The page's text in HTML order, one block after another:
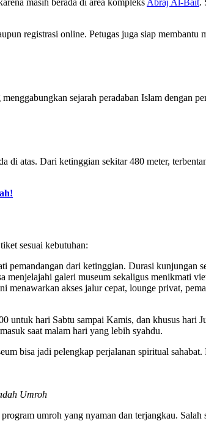
masih berada di area kompleks Abraj Al-Bait.
registrasi online. Petugas juga siap membantu
sejarah peradaban Islam dengan
di atas. Dari ketinggian sekitar 480 meter,
sesuai kebutuhan:
dari ketinggian. Durasi kunjungan
menjelajahi galeri museum sekaligus menikmati
menawarkan akses jalur cepat, lounge privat,
hari Sabtu sampai Kamis, dan khusus hari
saat malam hari yang lebih syahdu.
bisa jadi pelengkap perjalanan spiritual
Umroh
umroh yang nyaman dan terjangkau.